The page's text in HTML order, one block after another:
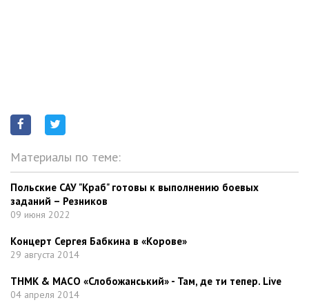
Материалы по теме:
Польские САУ "Краб" готовы к выполнению боевых
заданий – Резников
09 июня 2022
Концерт Сергея Бабкина в «Корове»
29 августа 2014
ТНМК & МАСО «Слобожанський» - Там, де ти тепер. Live
04 апреля 2014